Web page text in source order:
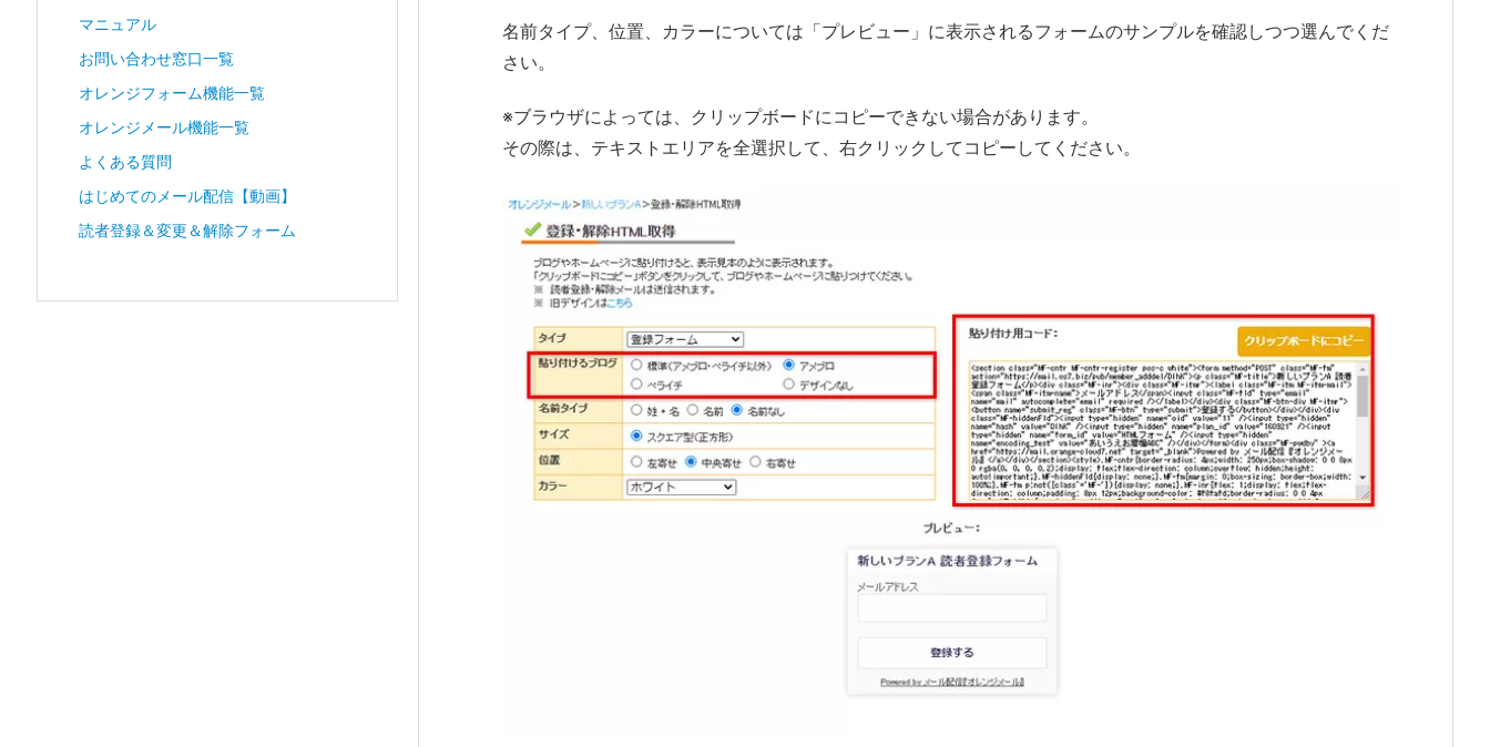
名前タイプ、位置、カラーについては「プレビュー」に表示されるフォームのサンプルを確認しつつ選んでくだ
さい。
※ブラウザによっては、クリップボードにコピーできない場合があります。
その際は、テキストエリアを全選択して、右クリックしてコピーしてください。
マニュアル
お問い合わせ窓口一覧
オレンジフォーム機能一覧
オレンジメール機能一覧
よくある質問
はじめてのメール配信【動画】
読者登録＆変更＆解除フォーム